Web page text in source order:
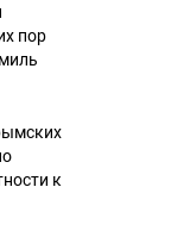
пор
к